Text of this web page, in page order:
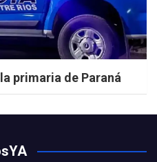
primaria de Paraná